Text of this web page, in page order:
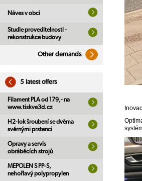
Náves v obci
Studie proveditelnosti -
rekonstrukce budovy
Other demands
5 latest offers
Filament PLA od 179,- na
www.tiskve3d.cz
H2-lok šroubení se dvěma
svěrnými prstenci
Opravy a servis
obráběcích strojů
MEPOLEN S PP-S,
nehořlavý polypropylen